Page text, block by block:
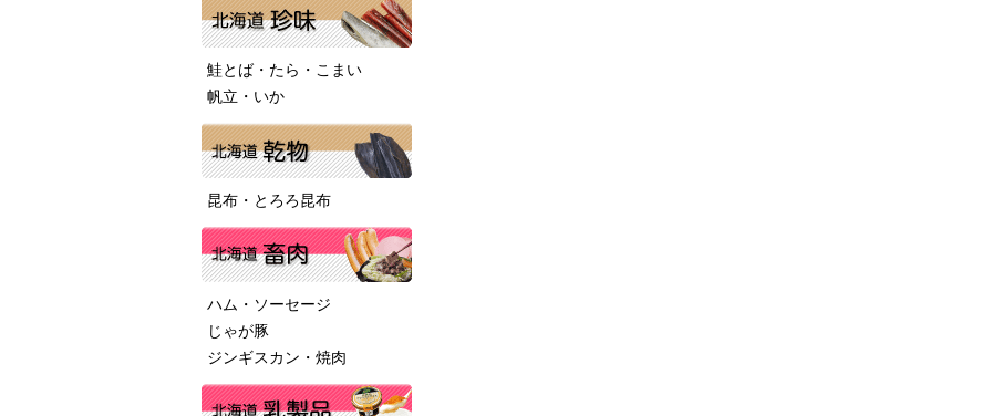
鮭とば・たら・こまい
帆立・いか
昆布・とろろ昆布
ハム・ソーセージ
じゃが豚
ジンギスカン・焼肉